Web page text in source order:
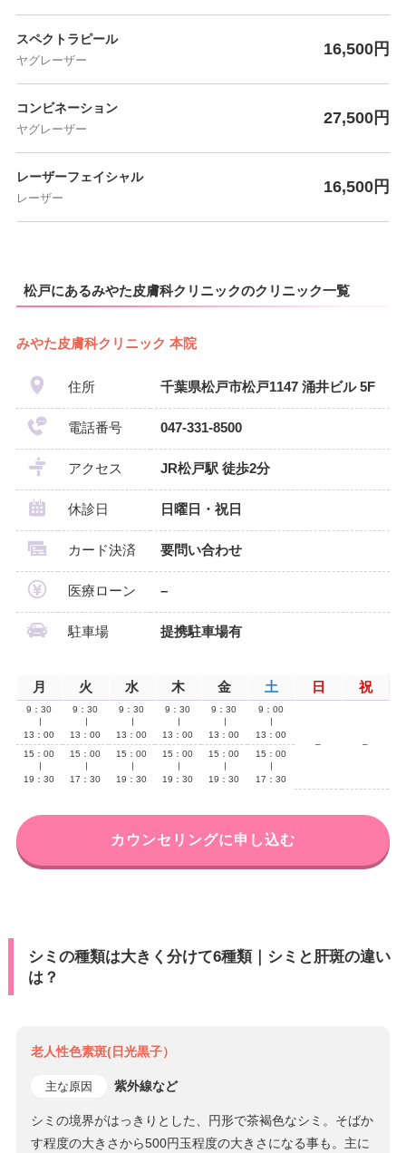
スペクトラピール
ヤグレーザー
16,500円
コンビネーション
ヤグレーザー
27,500円
レーザーフェイシャル
レーザー
16,500円
松戸にあるみやた皮膚科クリニックのクリニック一覧
みやた皮膚科クリニック 本院
住所 千葉県松戸市松戸1147 涌井ビル 5F
電話番号 047-331-8500
アクセス JR松戸駅 徒歩2分
休診日 日曜日・祝日
カード決済 要問い合わせ
医療ローン –
駐車場 提携駐車場有
月 火 水 木 金 土 日 祝
9：30
13：00
9：30
13：00
9：30
13：00
9：30
13：00
9：30
13：00
9：00
13：00
–
–
15：00
19：30
15：00
17：30
15：00
19：30
15：00
19：30
15：00
19：30
15：00
17：30
カウンセリングに申し込む
シミの種類は大きく分けて6種類｜シミと肝斑の違い
は？
老人性色素斑(日光黒子）
主な原因 紫外線など
シミの境界がはっきりとした、円形で茶褐色なシミ。そばか
す程度の大きさから500円玉程度の大きさになる事も。主に